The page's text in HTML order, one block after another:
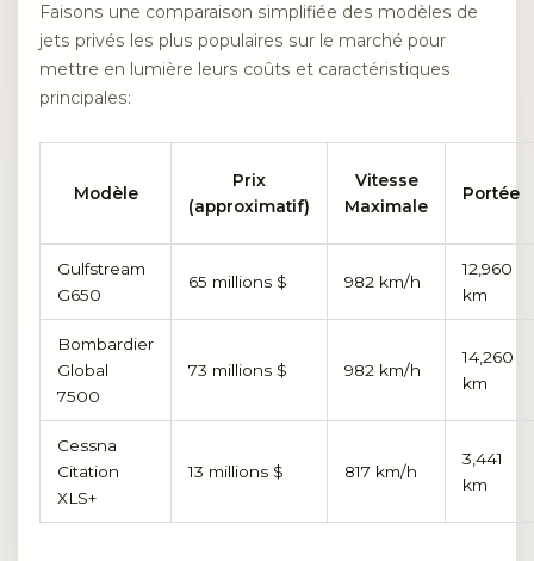
Faisons une comparaison simplifiée des modèles de
jets privés les plus populaires sur le marché pour
mettre en lumière leurs coûts et caractéristiques
principales:
Modèle
Prix
(approximatif)
Vitesse
Maximale
Portée
Gulfstream
G650
65 millions $ 982 km/h
12,960
km
Bombardier
Global
7500
73 millions $ 982 km/h
14,260
km
Cessna
Citation
XLS+
13 millions $ 817 km/h
3,441
km